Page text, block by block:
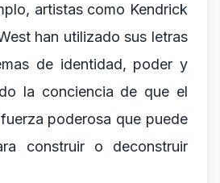
artistas como Kendrick
han utilizado sus letras
de identidad, poder y
la conciencia de que el
poderosa que puede
construir o deconstruir